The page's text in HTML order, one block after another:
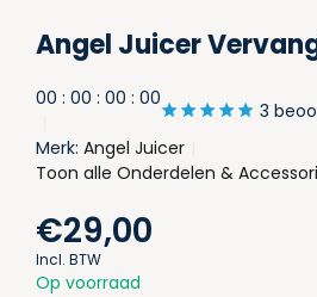
Angel Juicer
00 : 00 : 00 : 00
3
Merk: Angel Juicer
Toon alle Onderdelen &
€29,00
Incl. BTW
Op voorraad